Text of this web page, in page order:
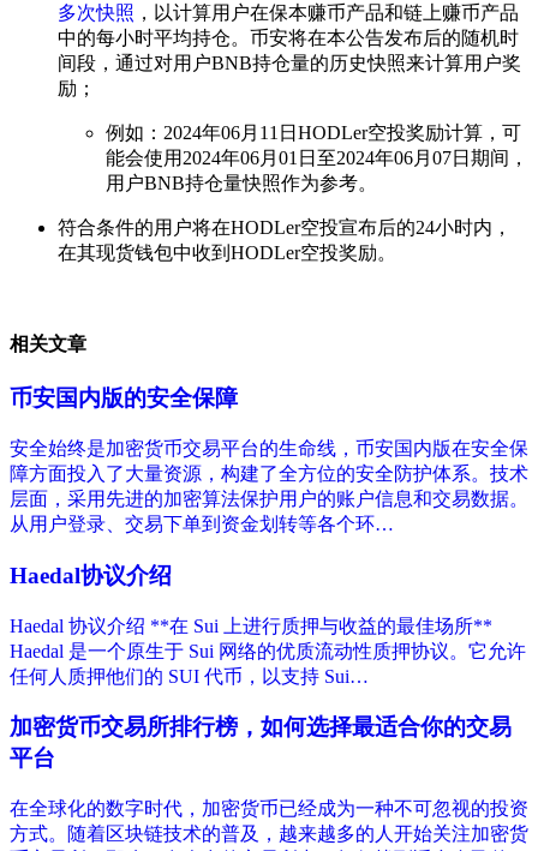
多次快照 ，以计算用户在保本赚币产品和链上赚币产品
中的每小时平均持仓。币安将在本公告发布后的随机时
间段，通过对用户BNB持仓量的历史快照来计算用户奖
励；
例如：2024年06月11日HODLer空投奖励计算，可
能会使用2024年06月01日至2024年06月07日期间，
用户BNB持仓量快照作为参考。
符合条件的用户将在HODLer空投宣布后的24小时内，
在其现货钱包中收到HODLer空投奖励。
相关文章
币安国内版的安全保障
安全始终是加密货币交易平台的生命线，币安国内版在安全保
障方面投入了大量资源，构建了全方位的安全防护体系。技术
层面，采用先进的加密算法保护用户的账户信息和交易数据。
从用户登录、交易下单到资金划转等各个环…
Haedal协议介绍
Haedal 协议介绍 **在 Sui 上进行质押与收益的最佳场所**
Haedal 是一个原生于 Sui 网络的优质流动性质押协议。它允许
任何人质押他们的 SUI 代币，以支持 Sui…
加密货币交易所排行榜，如何选择最适合你的交易
平台
在全球化的数字时代，加密货币已经成为一种不可忽视的投资
方式。随着区块链技术的普及，越来越多的人开始关注加密货